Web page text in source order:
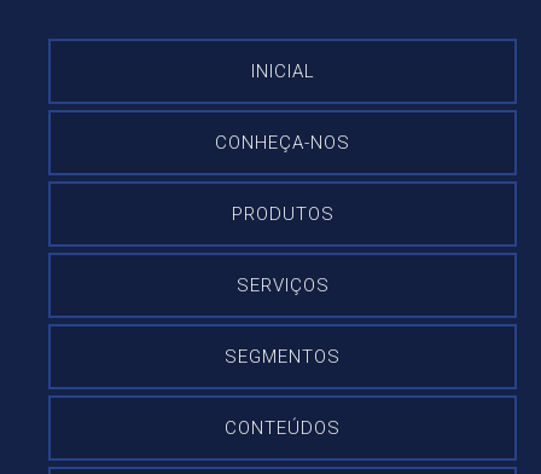
INICIAL
CONHEÇA-NOS
PRODUTOS
SERVIÇOS
SEGMENTOS
CONTEÚDOS